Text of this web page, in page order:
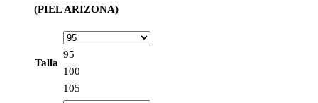
(PIEL ARIZONA)
Talla
95
100
105